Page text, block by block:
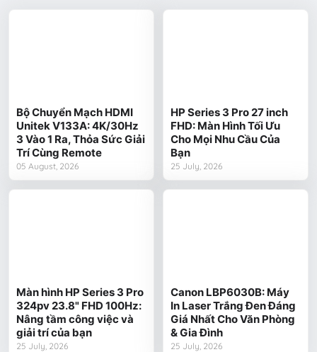
Bộ Chuyển Mạch HDMI
Unitek V133A: 4K/30Hz
3 Vào 1 Ra, Thỏa Sức Giải
Trí Cùng Remote
05 August, 2026
HP Series 3 Pro 27 inch
FHD: Màn Hình Tối Ưu
Cho Mọi Nhu Cầu Của
Bạn
25 July, 2026
Màn hình HP Series 3 Pro
324pv 23.8" FHD 100Hz:
Nâng tầm công việc và
giải trí của bạn
25 July, 2026
Canon LBP6030B: Máy
In Laser Trắng Đen Đáng
Giá Nhất Cho Văn Phòng
& Gia Đình
25 July, 2026